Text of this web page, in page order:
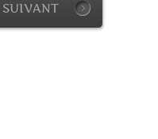
SUIVANT